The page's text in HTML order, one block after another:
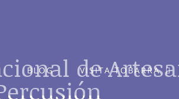
BLOG VISITA TOBARRA
de